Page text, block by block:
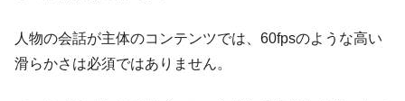
人物の会話が主体のコンテンツでは、60fpsのような高い
滑らかさは必須ではありません。